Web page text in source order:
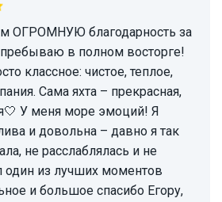
в полном восторге!
классное: чистое, теплое,
Сама яхта – прекрасная,
У меня море эмоций! Я
и довольна – давно я так
не расслаблялась и не
один из лучших моментов
и большое спасибо Егору,